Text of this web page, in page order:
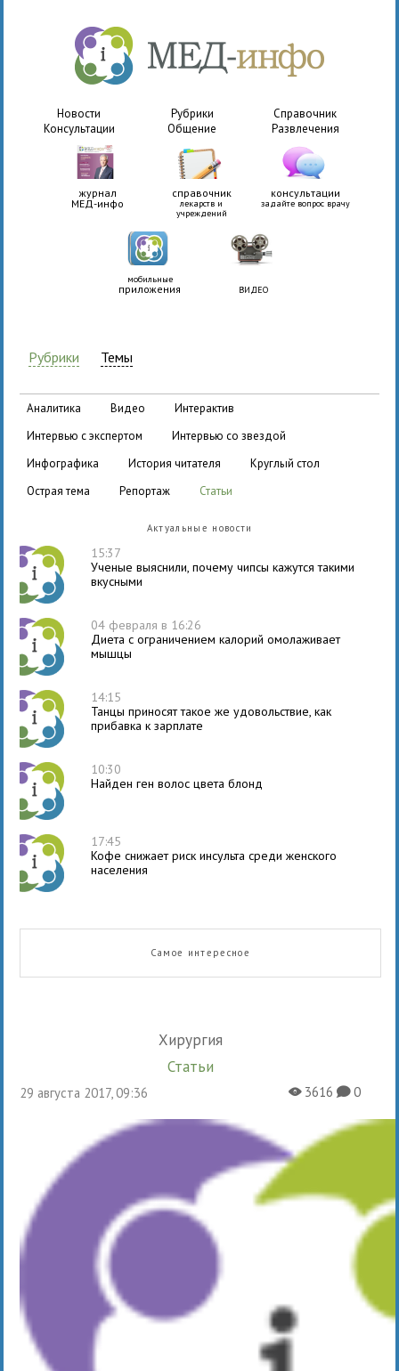
Новости Рубрики
Справочник
Консультации
Общение Развлечения
журнал
МЕД-инфо
справочник
лекарств и
учреждений
консультации
задайте вопрос врачу
мобильные
приложения ВИДЕО
Рубрики Темы
аналитика видео
интерактив
интервью с экспертом
интервью со звездой
инфографика
история читателя
круглый стол
острая тема
репортаж статьи
Актуальные новости
15:37
Ученые выяснили, почему чипсы кажутся такими
вкусными
04 февраля в 16:26
Диета с ограничением калорий омолаживает
мышцы
14:15
Танцы приносят такое же удовольствие, как
прибавка к зарплате
10:30
Найден ген волос цвета блонд
17:45
Кофе снижает риск инсульта среди женского
населения
Самое интересное
Хирургия
Статьи
29 августа 2017, 09:36 X3616K0